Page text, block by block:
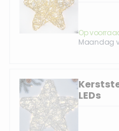
Op
Maandag
LEDs